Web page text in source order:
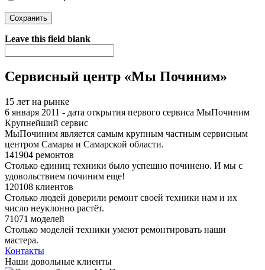
Я спамер
Leave this field blank
Сервисный центр «Мы Починим»
15 лет на рынке
6 января 2011 - дата открытия первого сервиса МыПочиним
Крупнейший сервис
МыПочиним является самым крупным частным сервисным
центром Самары и Самарской области.
141904 ремонтов
Столько единиц техники было успешно починено. И мы с
удовольствием починим еще!
120108 клиентов
Столько людей доверили ремонт своей техники нам и их
число неуклонно растёт.
71071 моделей
Столько моделей техники умеют ремонтировать наши
мастера.
Контакты
Наши довольные клиенты